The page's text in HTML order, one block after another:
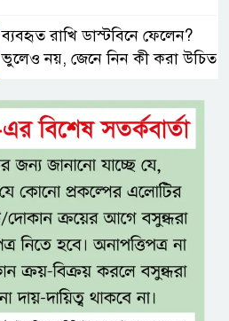
ব্যবহৃত রাখি ডাস্টবিনে ফেলেন?
ভুলেও নয়, জেনে নিন কী করা উচিত
বেসরকারি জ্বালানি তেল আমদানিতে
বিশেষ সুবিধার অভিযোগ ভিত্তিহীন:
জ্বালানি বিভাগ
শেখ হাসিনা চাইলেই কি দেশে
ফিরতে পারবেন?
বসুন্ধরায় অ্যামেচার মার্শাল আর্টের
জমজমাট আসর